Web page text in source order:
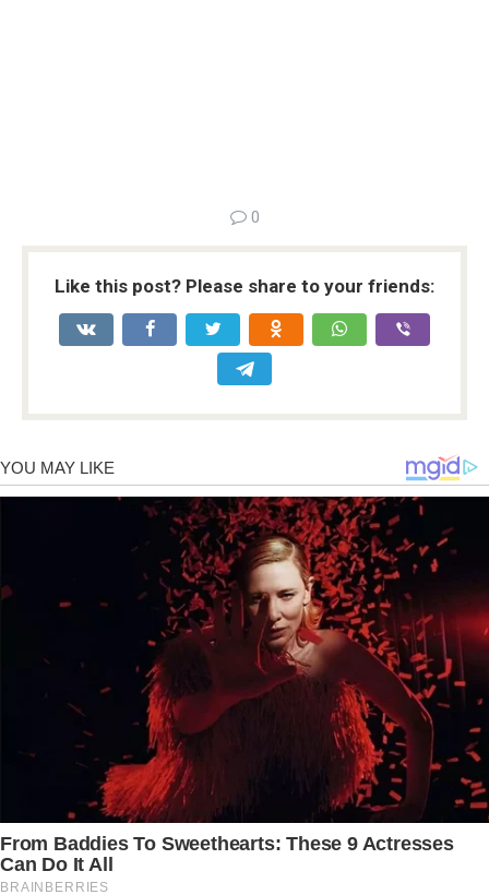
0
Like this post? Please share to your friends: